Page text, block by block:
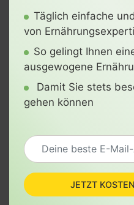
Täglich einfache
von
So gelingt Ihnen
ausgewogene
Damit Sie stets
gehen können
JETZT